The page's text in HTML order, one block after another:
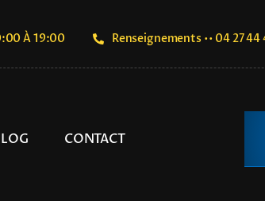
À 19:00 Renseignements •• 04 27 44
CONTACT